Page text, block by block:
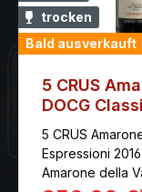
trocken
Bald ausverkauft
5 CRUS
DOCG
Veneti
5 CRUS
Espressioni
Amarone della